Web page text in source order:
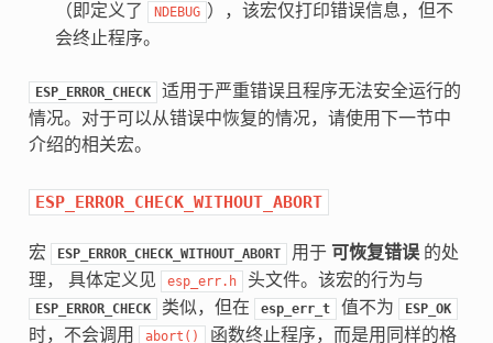
（即定义了 NDEBUG ），该宏仅打印错误信息，但不
会终止程序。
ESP_ERROR_CHECK
适用于严重错误且程序无法安全运行的
情况。对于可以从错误中恢复的情况，请使用下一节中
介绍的相关宏。
ESP_ERROR_CHECK_WITHOUT_ABORT
宏 ESP_ERROR_CHECK_WITHOUT_ABORT 用于 可恢复错误的处
理， 具体定义见
esp_err.h 头文件。该宏的行为与
ESP_ERROR_CHECK 类似，但在 esp_err_t 值不为 ESP_OK
时，不会调用 abort()
函数终止程序，而是用同样的格